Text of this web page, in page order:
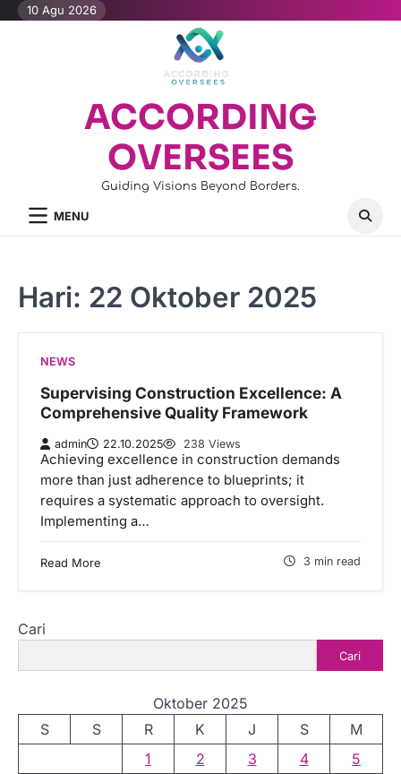
Skip10 Agu 2026
ACCORDING
OVERSEES
Guiding Visions Beyond Borders.
MENU
Hari: 22 Oktober 2025
NEWS
Supervising Construction Excellence: A
Comprehensive Quality Framework
admin 22.10.2025 238 Views
Achieving excellence in construction demands
more than just adherence to blueprints; it
requires a systematic approach to oversight.
Implementing a…
Read More 3 min read
Cari
Cari
Oktober 2025
S
S R K J S
M
1
2 3 4
5